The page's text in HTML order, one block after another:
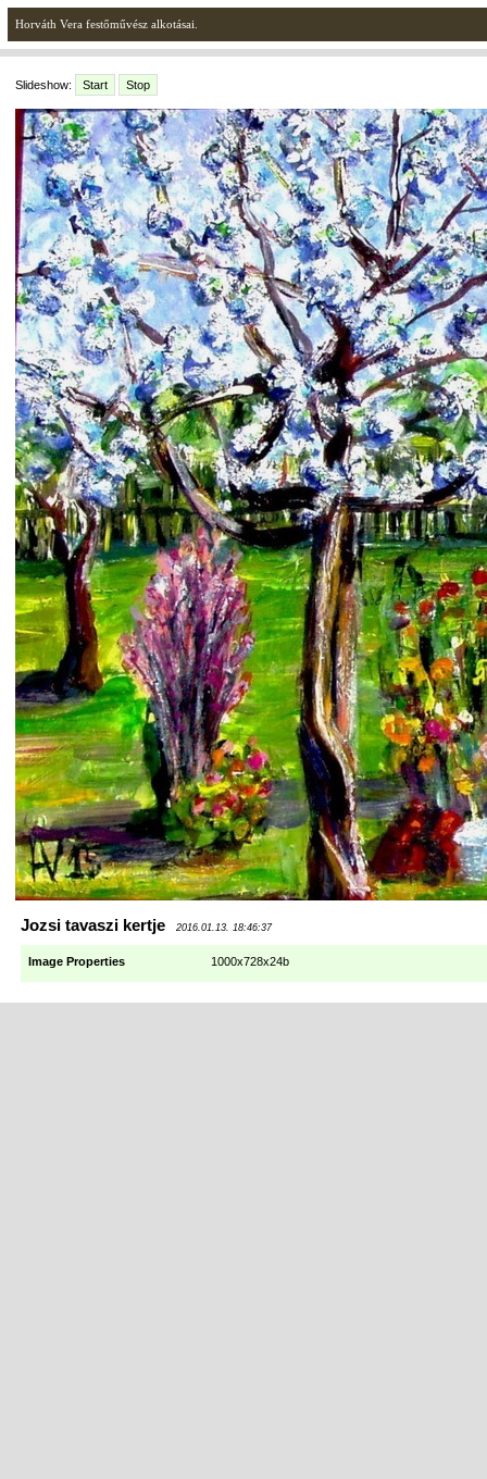
Horváth Vera festőművész alkotásai.
Slideshow: Start Stop
Jozsi tavaszi kertje 2016.01.13. 18:46:37
Image Properties 1000x728x24b